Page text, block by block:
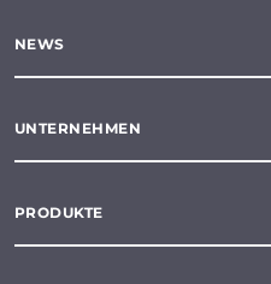
NEWS
UNTERNEHMEN
PRODUKTE